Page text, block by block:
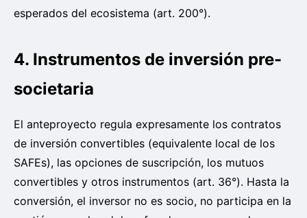
esperados del ecosistema (art. 200°).
4. Instrumentos de inversión pre-
societaria
El anteproyecto regula expresamente los contratos
de inversión convertibles (equivalente local de los
SAFEs), las opciones de suscripción, los mutuos
convertibles y otros instrumentos (art. 36°). Hasta la
conversión, el inversor no es socio, no participa en la